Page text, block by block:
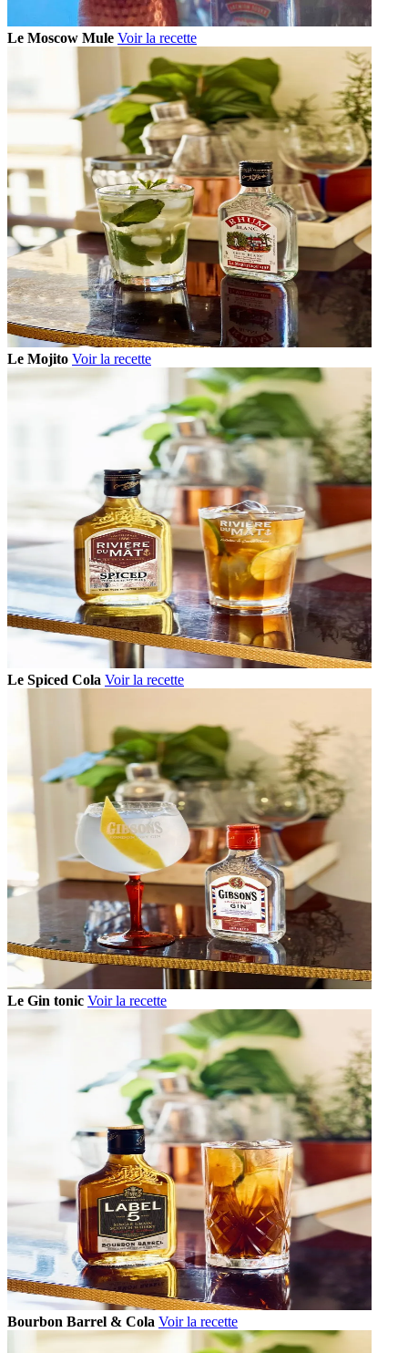
Le Moscow Mule Voir la recette
Le Mojito Voir la recette
Le Spiced Cola Voir la recette
Le Gin tonic Voir la recette
Bourbon Barrel & Cola Voir la recette